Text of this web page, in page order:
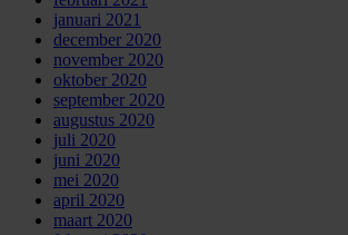
januari 2021
december 2020
november 2020
oktober 2020
september 2020
augustus 2020
juli 2020
juni 2020
mei 2020
april 2020
maart 2020